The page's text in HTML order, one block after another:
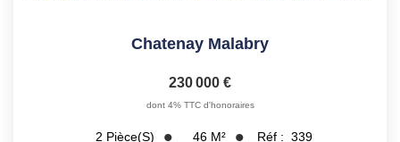
Chatenay Malabry
230 000 €
dont 4% TTC d'honoraires
2 Pièce(s) 46 M² Réf : 339